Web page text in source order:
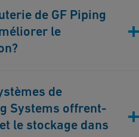
précise et des
garantissant une
de haute qualité.
de GF Piping
le
la distillation, garantissant la
spiritueux.
de
Systems offrent-
le stockage dans